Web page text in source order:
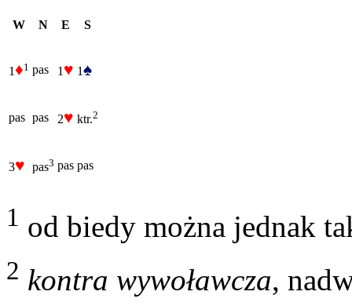
W N E S
1♦1 pas 1 ♥ 1♠
pas pas 2♥ ktr.2
3♥ pas3 pas pas
1 od biedy można jednak
2 kontra wywoławcza,